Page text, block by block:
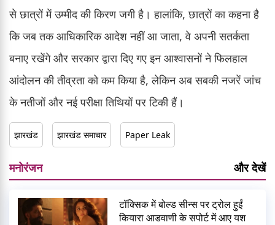
से छात्रों में उम्मीद की किरण जगी है। हालांकि, छात्रों का कहना है
कि जब तक आधिकारिक आदेश नहीं आ जाता, वे अपनी सतर्कता
बनाए रखेंगे और सरकार द्वारा दिए गए इन आश्वासनों ने फिलहाल
आंदोलन की तीव्रता को कम किया है, लेकिन अब सबकी नजरें जांच
के नतीजों और नई परीक्षा तिथियों पर टिकी हैं।
झारखंड झारखंड समाचार Paper Leak
मनोरंजन और देखें
टॉक्सिक में बोल्ड सीन्स पर ट्रोल हुईं
कियारा आडवाणी के सपोर्ट में आए यश